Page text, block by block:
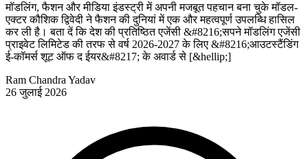
मॉडलिंग, फैशन और मीडिया इंडस्ट्री में अपनी मजबूत पहचान बना चुके मॉडल-
एक्टर कौशिक द्विवेदी ने फैशन की दुनियां में एक और महत्वपूर्ण उपलब्धि हासिल
कर ली है। बता दें कि देश की प्रतिष्ठित एजेंसी &#8216;सपने मॉडलिंग एजेंसी
प्राइवेट लिमिटेड की तरफ से वर्ष 2026-2027 के लिए &#8216;आउटस्टैंडिंग
ई-कॉमर्स शूट ऑफ द ईयर&#8217; के अवार्ड से [&hellip;]
Ram Chandra Yadav
26 जुलाई 2026